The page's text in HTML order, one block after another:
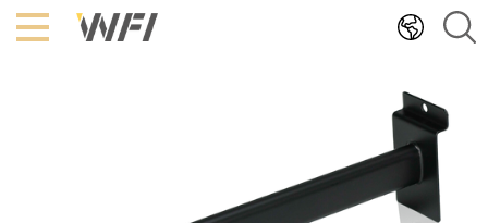
Hoppa
till